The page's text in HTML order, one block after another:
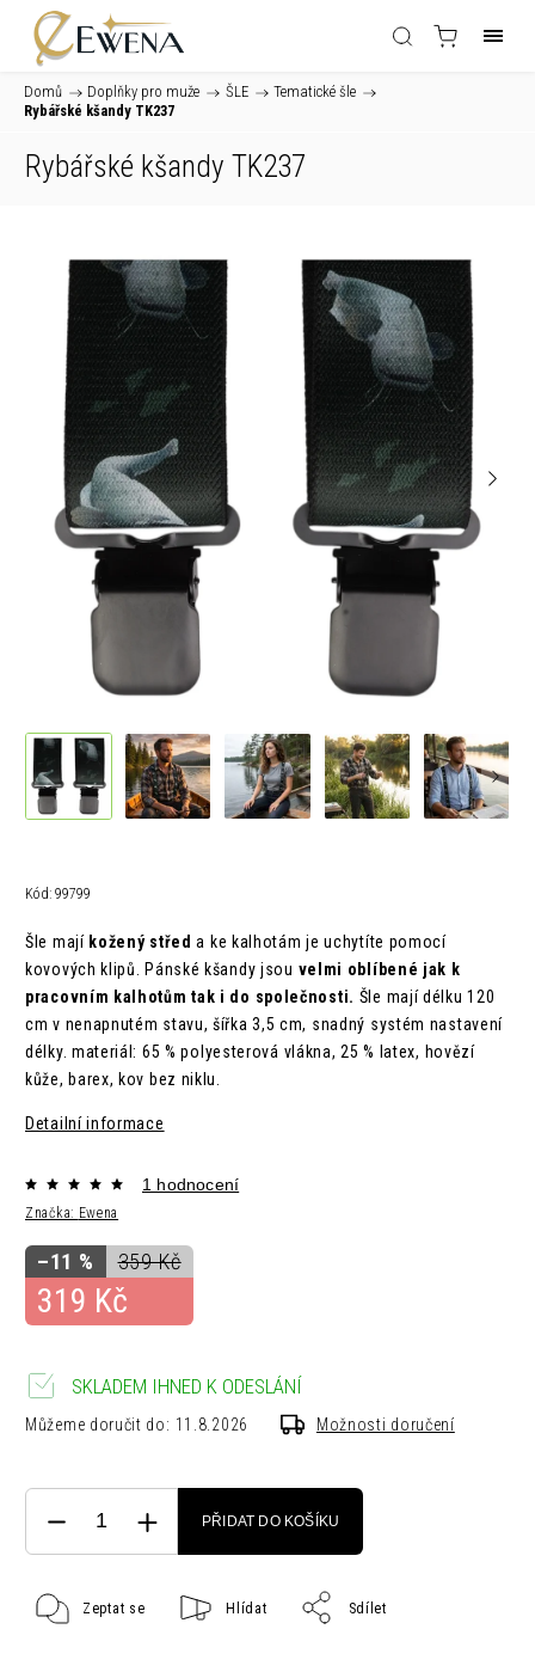
Domů / Doplňky pro muže / ŠLE / Tematické šle /
Rybářské kšandy TK237
Rybářské kšandy TK237
Kód: 99799
Šle mají kožený střed a ke kalhotám je uchytíte pomocí
kovových klipů. Pánské kšandy jsou velmi oblíbené jak k
pracovním kalhotům tak i do společnosti. Šle mají délku 120
cm v nenapnutém stavu, šířka 3,5 cm, snadný systém nastavení
délky. materiál: 65 % polyesterová vlákna, 25 % latex, hovězí
kůže, barex, kov bez niklu.
Detailní informace
Značka: Ewena
1 hodnocení
359 Kč
–11 %
319 Kč
SKLADEM IHNED K ODESLÁNÍ
Můžeme doručit do: 11.8.2026 Možnosti doručení
PŘIDAT DO KOŠÍKU
Zeptat se Hlídat Sdílet